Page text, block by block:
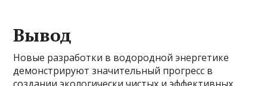
Вывод
Новые разработки в водородной энергетике
демонстрируют значительный прогресс в